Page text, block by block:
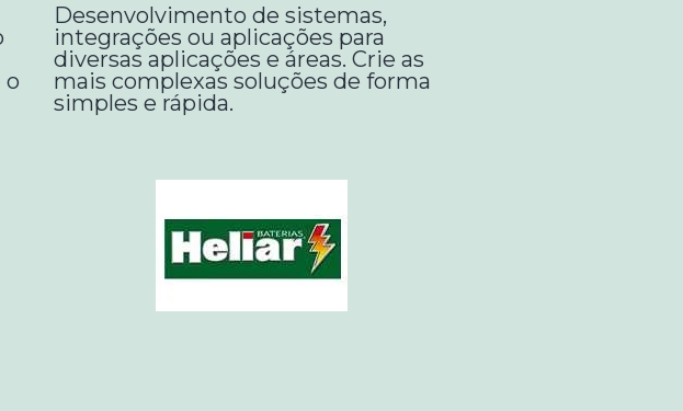
o
Desenvolvimento de sistemas,
integrações ou aplicações para
diversas aplicações e áreas. Crie as
mais complexas soluções de forma
simples e rápida.